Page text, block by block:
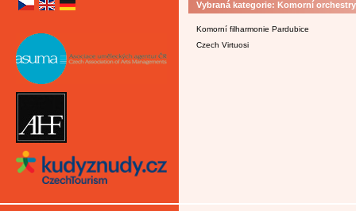
Vybraná kategorie: Komorní orchestry
Komorní filharmonie Pardubice
Czech Virtuosi